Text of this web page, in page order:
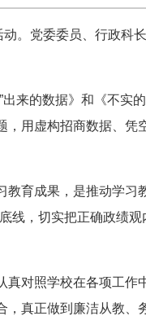
。党委委员、行政科
出来的数据》和《不实
，用虚构招商数据、凭
教育成果，是推动学习
线，切实把正确政绩观
真对照学校在各项工作
，真正做到廉洁从教、